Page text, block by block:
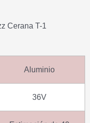
Aluminio
36V